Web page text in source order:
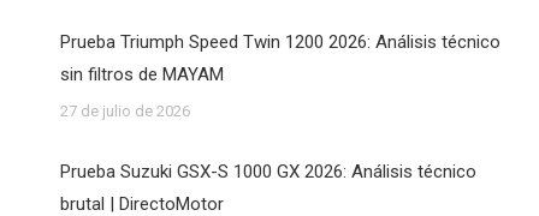
Prueba Triumph Speed Twin 1200 2026: Análisis técnico
sin filtros de MAYAM
27 de julio de 2026
Prueba Suzuki GSX-S 1000 GX 2026: Análisis técnico
brutal | DirectoMotor